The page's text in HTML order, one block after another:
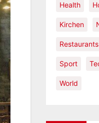
Health
Kirchen
Restaurants
Sport
World